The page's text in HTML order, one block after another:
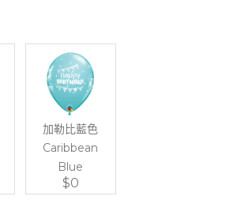
加勒比藍色
Caribbean
Blue
$0